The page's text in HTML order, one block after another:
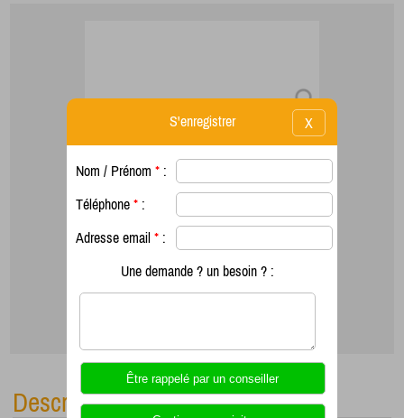
Description
X
S'enregistrer
Nom / Prénom * :
Téléphone * :
Adresse email * :
Une demande ? un besoin ? :